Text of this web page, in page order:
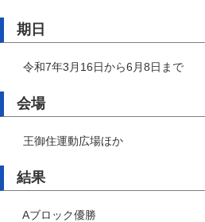
期日
令和7年3月16日から6月8日まで
会場
王御住運動広場ほか
結果
Aブロック優勝